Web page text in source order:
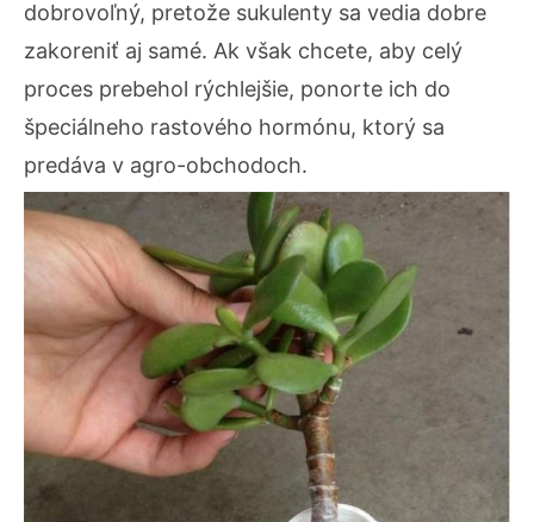
dobrovoľný, pretože sukulenty sa vedia dobre
zakoreniť aj samé. Ak však chcete, aby celý
proces prebehol rýchlejšie, ponorte ich do
špeciálneho rastového hormónu, ktorý sa
predáva v agro-obchodoch.